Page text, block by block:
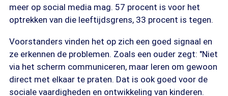
meer op social media mag. 57 procent is voor het
optrekken van die leeftijdsgrens, 33 procent is tegen.
Voorstanders vinden het op zich een goed signaal en
ze erkennen de problemen. Zoals een ouder zegt: "Niet
via het scherm communiceren, maar leren om gewoon
direct met elkaar te praten. Dat is ook goed voor de
sociale vaardigheden en ontwikkeling van kinderen.